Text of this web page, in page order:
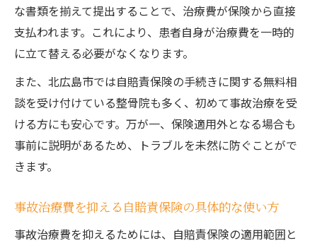
な書類を揃えて提出することで、治療費が保険から直接
支払われます。これにより、患者自身が治療費を一時的
に立て替える必要がなくなります。
また、北広島市では自賠責保険の手続きに関する無料相
談を受け付けている整骨院も多く、初めて事故治療を受
ける方にも安心です。万が一、保険適用外となる場合も
事前に説明があるため、トラブルを未然に防ぐことがで
きます。
事故治療費を抑える自賠責保険の具体的な使い方
事故治療費を抑えるためには、自賠責保険の適用範囲と